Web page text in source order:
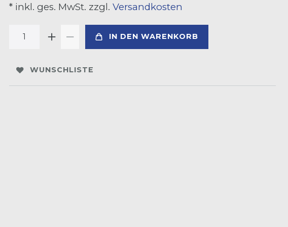
* inkl. ges. MwSt. zzgl. Versandkosten
IN DEN WARENKORB
WUNSCHLISTE